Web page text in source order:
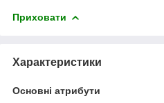
Приховати
Характеристики
Основні атрибути